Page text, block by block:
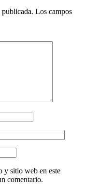
Los campos
y sitio web en este
comentario.